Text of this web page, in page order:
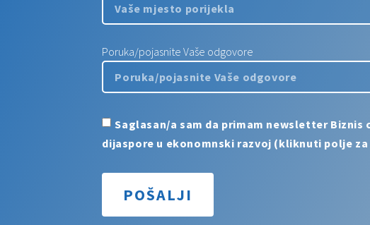
Poruka/pojasnite Vaše odgovore
Saglasan/a sam da primam newsletter
dijaspore u ekonomnski razvoj (kliknuti polje
POŠALJI